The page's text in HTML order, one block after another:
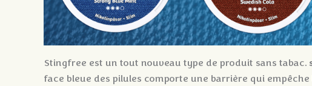
Stingfree est un tout nouveau type de produit sans tabac.
face bleue des pilules comporte une barrière qui